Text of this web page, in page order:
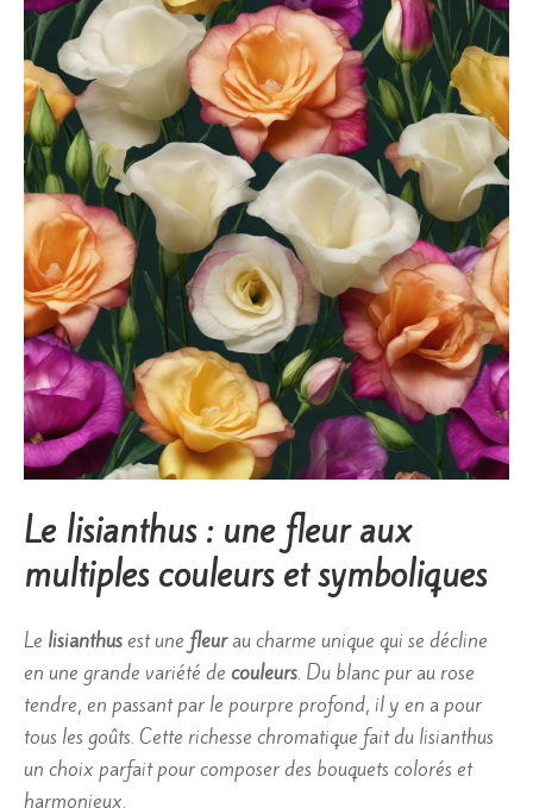
Le lisianthus : une fleur aux
multiples couleurs et symboliques
Le lisianthusest une fleurau charme unique qui se décline
en une grande variété de couleurs. Du blanc pur au rose
tendre, en passant par le pourpre profond, il y en a pour
tous les goûts. Cette richesse chromatique fait du lisianthus
un choix parfait pour composer des bouquets colorés et
harmonieux.